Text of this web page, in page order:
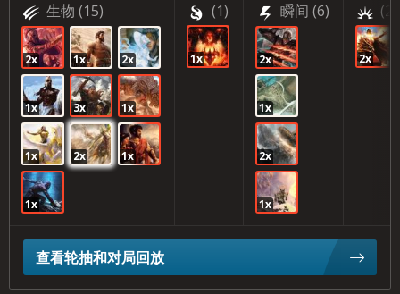
生物 (15)
2x 1x 2x
1x 3x 1x
1x 2x 1x
1x
(1)
1x
瞬间 (6)
2x
1x
2x
1x
(2)
2x
查看轮抽和对局回放